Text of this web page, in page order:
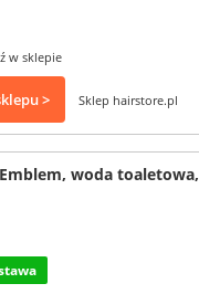
w sklepie
> Sklep hairstore.pl
woda toaletowa,